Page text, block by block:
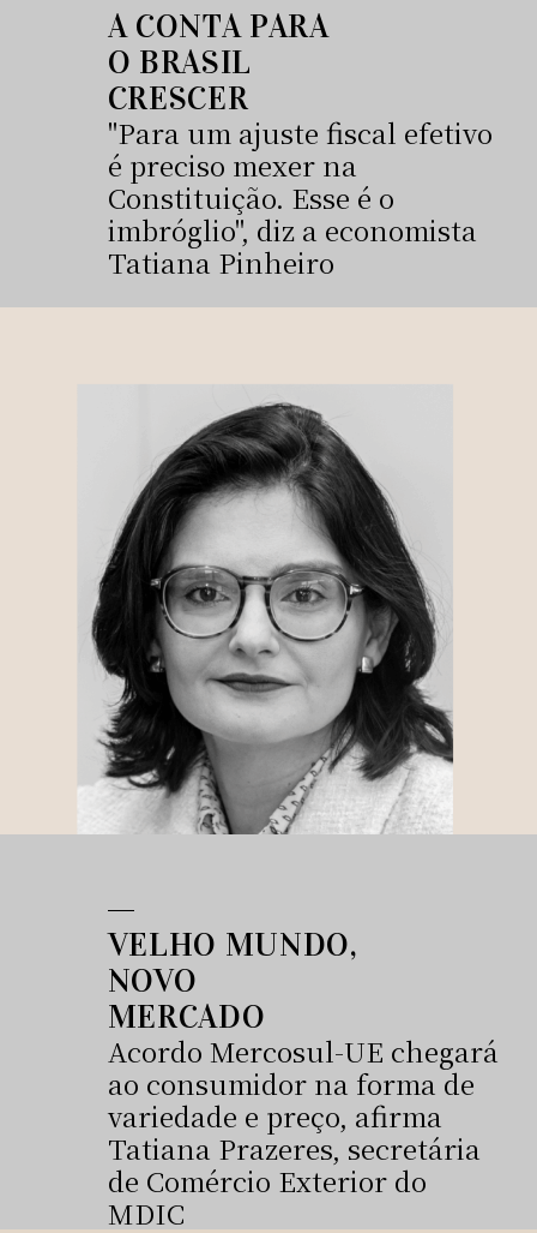
A CONTA PARA
O BRASIL
CRESCER
"Para um ajuste fiscal efetivo
é preciso mexer na
Constituição. Esse é o
imbróglio", diz a economista
Tatiana Pinheiro
VELHO MUNDO,
NOVO
MERCADO
Acordo Mercosul-UE chegará
ao consumidor na forma de
variedade e preço, afirma
Tatiana Prazeres, secretária
de Comércio Exterior do
MDIC